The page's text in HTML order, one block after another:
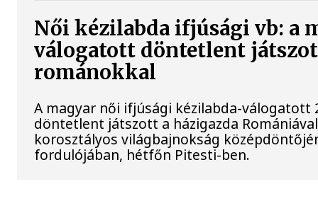
Női kézilabda ifjúsági vb: a
válogatott döntetlent
románokkal
A magyar női ifjúsági kézilabda-válogatott
döntetlent játszott a házigazda
korosztályos világbajnokság
fordulójában, hétfőn Pitesti-ben.